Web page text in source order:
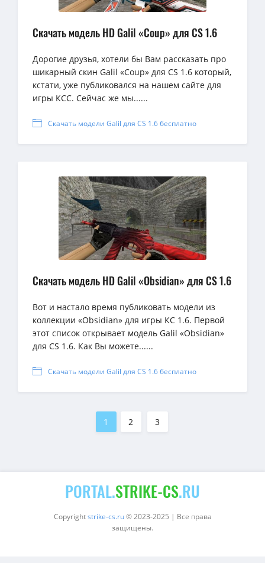
Скачать модель HD Galil «Coup» для CS 1.6
Дорогие друзья, хотели бы Вам рассказать про
шикарный скин Galil «Coup» для CS 1.6 который,
кстати, уже публиковался на нашем сайте для
игры КСС. Сейчас же мы......
Скачать модели Galil для CS 1.6 бесплатно
Скачать модель HD Galil «Obsidian» для CS 1.6
Вот и настало время публиковать модели из
коллекции «Obsidian» для игры КС 1.6. Первой
этот список открывает модель Galil «Obsidian»
для CS 1.6. Как Вы можете......
Скачать модели Galil для CS 1.6 бесплатно
1 2 3
PORTAL.STRIKE-CS.RU
Copyrightstrike-cs.ru© 2023-2025 | Все права
защищены.